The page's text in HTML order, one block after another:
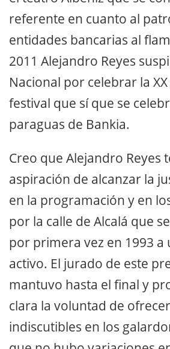
referente en cuanto al
entidades bancarias al
2011 Alejandro Reyes
Nacional por celebrar la
festival que sí que se
paraguas de Bankia.
Creo que Alejandro Reyes
aspiración de alcanzar la
en la programación y en
por la calle de Alcalá que
por primera vez en 1993 a
activo. El jurado de este
mantuvo hasta el final y
clara la voluntad de
indiscutibles en los